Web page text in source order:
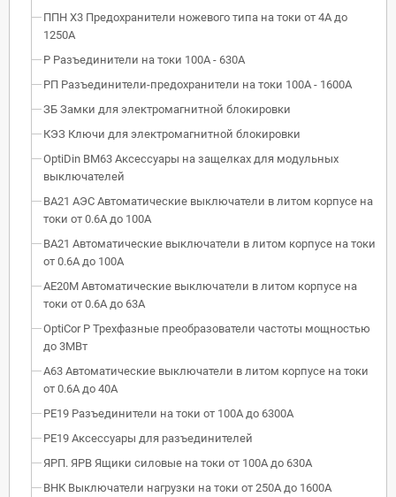
ППН Х3 Предохранители ножевого типа на токи от 4А до
1250А
Р Разъединители на токи 100А - 630А
РП Разъединители-предохранители на токи 100А - 1600А
ЗБ Замки для электромагнитной блокировки
КЭЗ Ключи для электромагнитной блокировки
OptiDin BM63 Аксессуары на защелках для модульных
выключателей
ВА21 АЭС Автоматические выключатели в литом корпусе на
токи от 0.6А до 100А
ВА21 Автоматические выключатели в литом корпусе на токи
от 0.6А до 100А
АЕ20М Автоматические выключатели в литом корпусе на
токи от 0.6А до 63А
OptiCor P Трехфазные преобразователи частоты мощностью
до 3МВт
А63 Автоматические выключатели в литом корпусе на токи
от 0.6А до 40А
РЕ19 Разъединители на токи от 100А до 6300А
РЕ19 Аксессуары для разъединителей
ЯРП. ЯРВ Ящики силовые на токи от 100А до 630А
ВНК Выключатели нагрузки на токи от 250А до 1600А